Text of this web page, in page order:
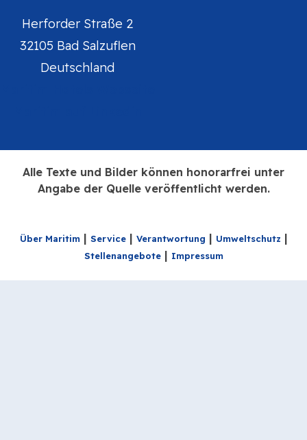
Herforder Straße 2
32105 Bad Salzuflen
Deutschland